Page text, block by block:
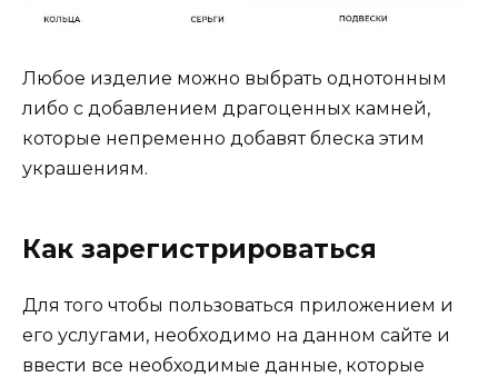
Любое изделие можно выбрать однотонным
либо с добавлением драгоценных камней,
которые непременно добавят блеска этим
украшениям.
Как зарегистрироваться
Для того чтобы пользоваться приложением и
его услугами, необходимо на данном сайте и
ввести все необходимые данные, которые